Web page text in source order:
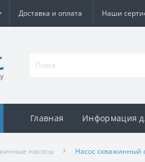
Доставка и оплата Наши
Главная Информация
насосы Насос скважинный